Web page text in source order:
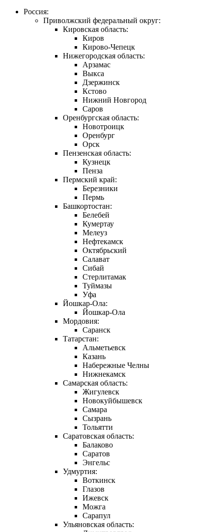
Россия:
Приволжский федеральный округ:
Кировская область:
Киров
Кирово-Чепецк
Нижегородская область:
Арзамас
Выкса
Дзержинск
Кстово
Нижний Новгород
Саров
Оренбургская область:
Новотроицк
Оренбург
Орск
Пензенская область:
Кузнецк
Пенза
Пермский край:
Березники
Пермь
Башкортостан:
Белебей
Кумертау
Мелеуз
Нефтекамск
Октябрьский
Салават
Сибай
Стерлитамак
Туймазы
Уфа
Йошкар-Ола:
Йошкар-Ола
Мордовия:
Саранск
Татарстан:
Альметьевск
Казань
Набережные Челны
Нижнекамск
Самарская область:
Жигулевск
Новокуйбышевск
Самара
Сызрань
Тольятти
Саратовская область:
Балаково
Саратов
Энгельс
Удмуртия:
Воткинск
Глазов
Ижевск
Можга
Сарапул
Ульяновская область: